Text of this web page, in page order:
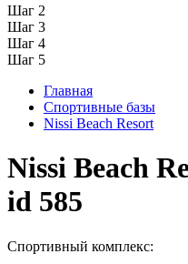
Шаг 2
Шаг 3
Шаг 4
Шаг 5
Главная
Спортивные базы
Nissi Beach Resort
Nissi Beach
id 585
Спортивный комплекс: